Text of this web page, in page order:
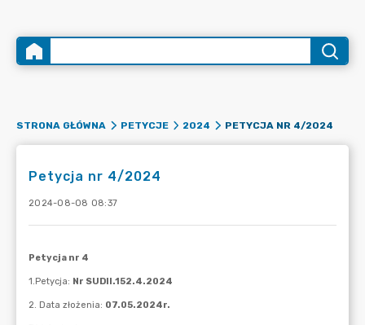
STRONA GŁÓWNA PETYCJE 2024 PETYCJA NR 4/2024
Petycja nr 4/2024
2024-08-08 08:37